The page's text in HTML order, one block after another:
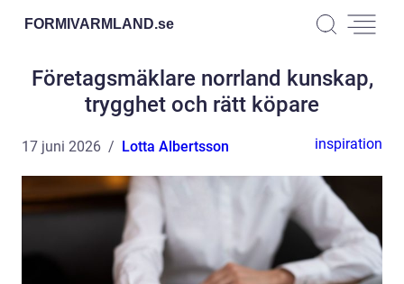
FORMIVARMLAND.se
Företagsmäklare norrland kunskap,
trygghet och rätt köpare
17 juni 2026 Lotta Albertsson inspiration